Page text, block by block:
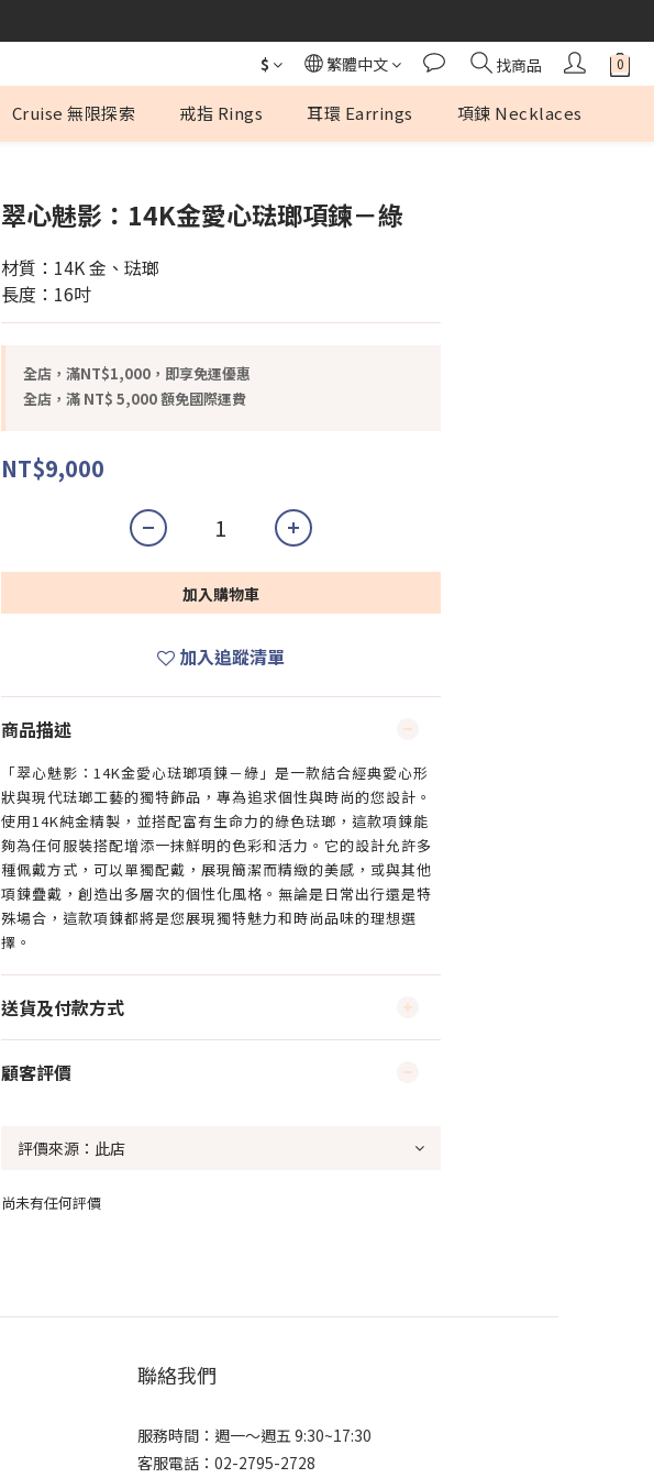
$
繁體中文 找商品
Cruise 無限探索 戒指 Rings 耳環 Earrings 項鍊 Necklaces
翠心魅影：14K金愛心琺瑯項鍊－綠
材質：14K 金、琺瑯
長度：16吋
全店，滿NT$1,000，即享免運優惠
全店，滿 NT$ 5,000 額免國際運費
NT$9,000
加入購物車
加入追蹤清單
商品描述
「翠心魅影：14K金愛心琺瑯項鍊－綠」是一款結合經典愛心形
狀與現代琺瑯工藝的獨特飾品，專為追求個性與時尚的您設計。
使用14K純金精製，並搭配富有生命力的綠色琺瑯，這款項鍊能
夠為任何服裝搭配增添一抹鮮明的色彩和活力。它的設計允許多
種佩戴方式，可以單獨配戴，展現簡潔而精緻的美感，或與其他
項鍊疊戴，創造出多層次的個性化風格。無論是日常出行還是特
殊場合，這款項鍊都將是您展現獨特魅力和時尚品味的理想選
擇。
送貨及付款方式
顧客評價
尚未有任何評價
聯絡我們
服務時間：週一～週五 9:30~17:30
客服電話：02-2795-2728